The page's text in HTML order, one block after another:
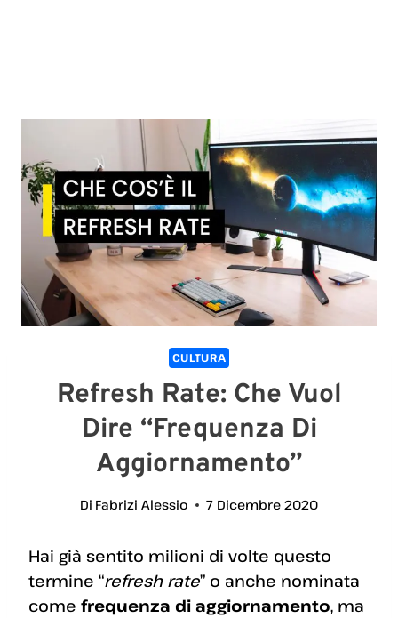
CULTURA
Refresh Rate: Che Vuol
Dire “Frequenza Di
Aggiornamento”
Di Fabrizi Alessio 7 Dicembre 2020
Hai già sentito milioni di volte questo
termine “refresh rate” o anche nominata
come frequenza di aggiornamento, ma